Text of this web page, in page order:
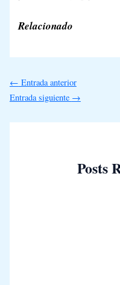
Relacionado
← Entrada anterior
Entrada siguiente →
Posts